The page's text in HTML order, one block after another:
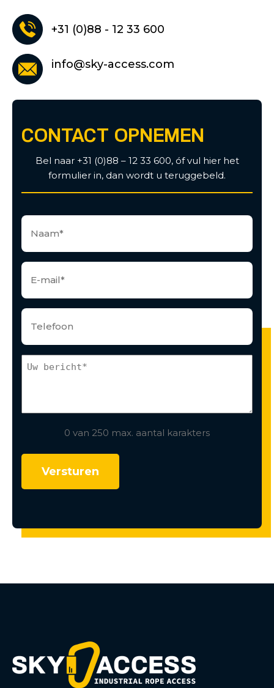
+31 (0)88 - 12 33 600
info@sky-access.com
CONTACT OPNEMEN
Bel naar +31 (0)88 – 12 33 600, óf vul hier het
formulier in, dan wordt u teruggebeld.
0 van 250 max. aantal karakters